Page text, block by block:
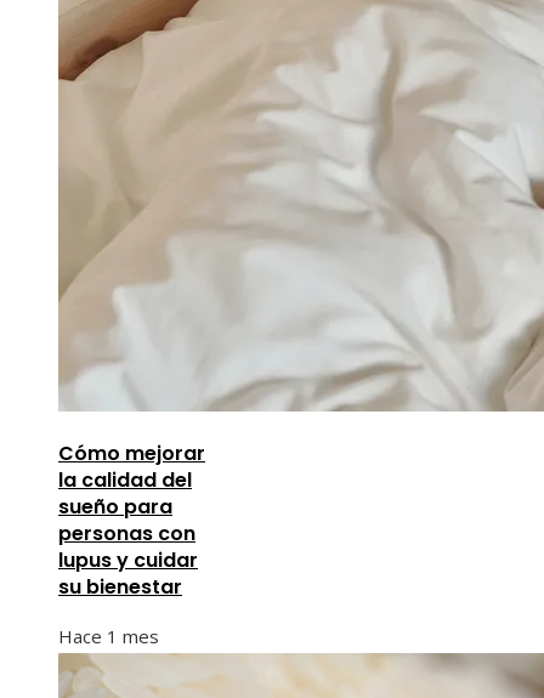
Cómo mejorar
la calidad del
sueño para
personas con
lupus y cuidar
su bienestar
Hace 1 mes